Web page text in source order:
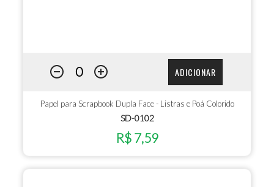
ADICIONAR
Papel para Scrapbook Dupla Face - Listras e Poá Colorido
SD-0102
R$ 7,59